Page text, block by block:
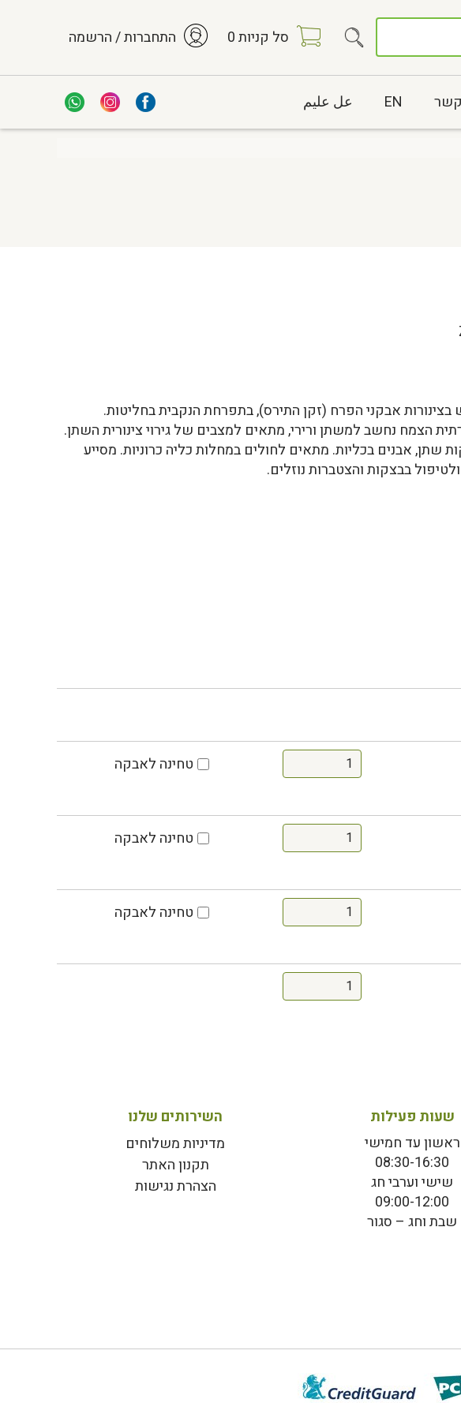
סל קניות0 התחברות / הרשמה
EN عل عليم
אבקני הפרח (זקן התירס), בתפרחת הנקבית בחליטות.
הצמח נחשב למשתן ורירי, מתאים למצבים של גירוי צינורית השתן.
שתן, אבנים בכליות. מתאים לחולים במחלות כליה כרוניות. מסייע
בבצקות והצטברות נוזלים.
טחינה לאבקה
טחינה לאבקה
טחינה לאבקה
שעות פעילות
ראשון עד חמישי
08:30-16:30
שישי וערבי חג
09:00-12:00
שבת וחג – סגור
השירותים שלנו
מדיניות משלוחים
תקנון האתר
הצהרת נגישות